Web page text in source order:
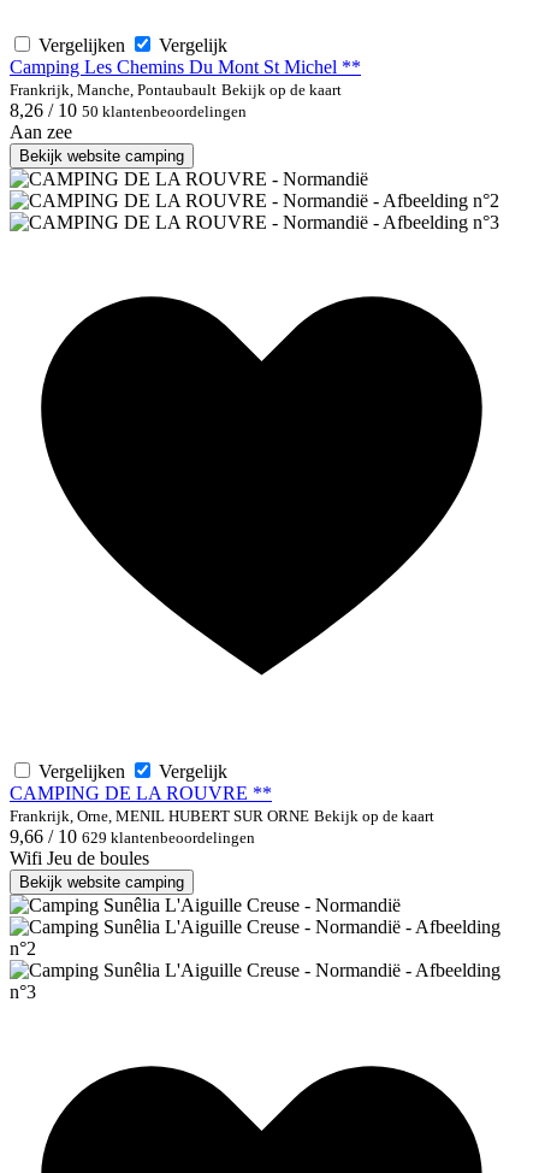
Vergelijken
Vergelijk
Camping Les Chemins Du Mont St Michel **
Frankrijk, Manche, Pontaubault Bekijk op de kaart
8,26 / 10 50 klantenbeoordelingen
Aan zee
Bekijk website camping
Vergelijken
Vergelijk
CAMPING DE LA ROUVRE **
Frankrijk, Orne, MENIL HUBERT SUR ORNE Bekijk op de kaart
9,66 / 10 629 klantenbeoordelingen
Wifi Jeu de boules
Bekijk website camping